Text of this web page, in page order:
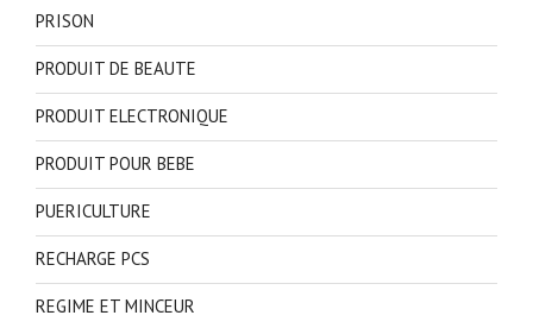
PRISON
PRODUIT DE BEAUTE
PRODUIT ELECTRONIQUE
PRODUIT POUR BEBE
PUERICULTURE
RECHARGE PCS
REGIME ET MINCEUR